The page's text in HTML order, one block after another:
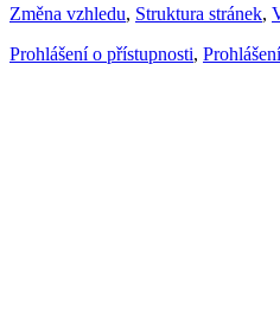
Změna vzhledu, Struktura stránek,
Prohlášení o přístupnosti,